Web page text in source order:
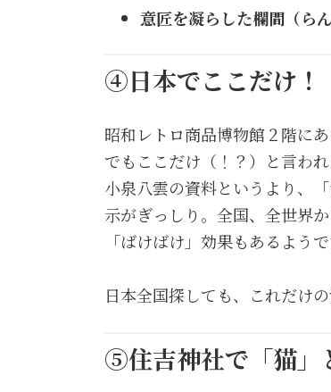
意匠を凝らした欄間（ら
④日本でここだけ！
昭和レトロ商品博物館２階に
でもここだけ（！？）と言わ
小泉八雲の資料というより、
示がぎっしり。全国、全世界
「ばけばけ」効果もあるようで
日本全国探しても、これだけ
⑤住吉神社で「猫」